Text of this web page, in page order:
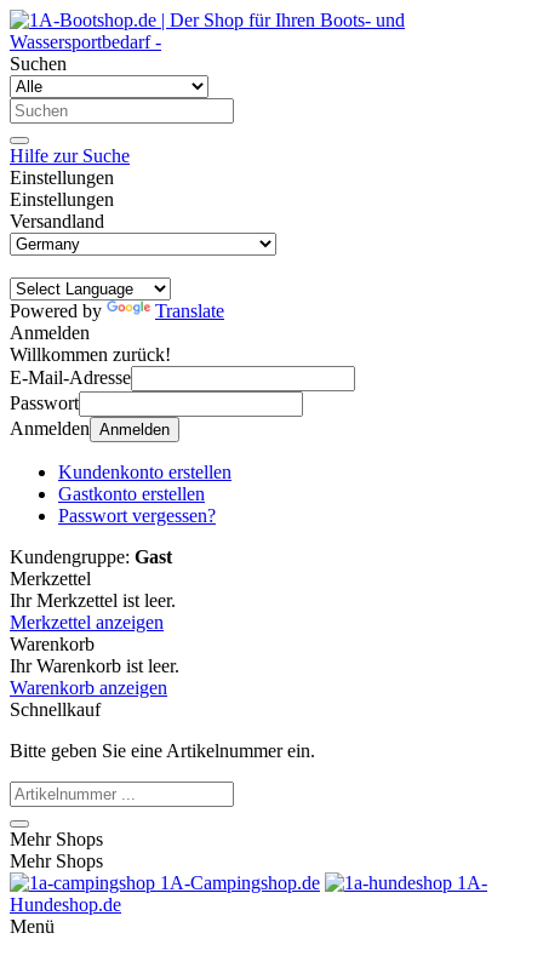
Suchen
Hilfe zur Suche
Einstellungen
Einstellungen
Versandland
Powered by
Translate
Anmelden
Willkommen zurück!
E-Mail-Adresse
Passwort
Anmelden Anmelden
Kundenkonto erstellen
Gastkonto erstellen
Passwort vergessen?
Kundengruppe: Gast
Merkzettel
Ihr Merkzettel ist leer.
Merkzettel anzeigen
Warenkorb
Ihr Warenkorb ist leer.
Warenkorb anzeigen
Schnellkauf
Bitte geben Sie eine Artikelnummer ein.
Mehr Shops
Mehr Shops
1A-Campingshop.de
1A-
Hundeshop.de
Menü